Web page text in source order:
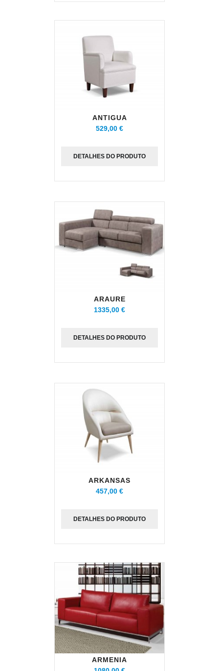
ANTIGUA
529,00 €
DETALHES DO PRODUTO
ARAURE
1335,00 €
DETALHES DO PRODUTO
ARKANSAS
457,00 €
DETALHES DO PRODUTO
ARMENIA